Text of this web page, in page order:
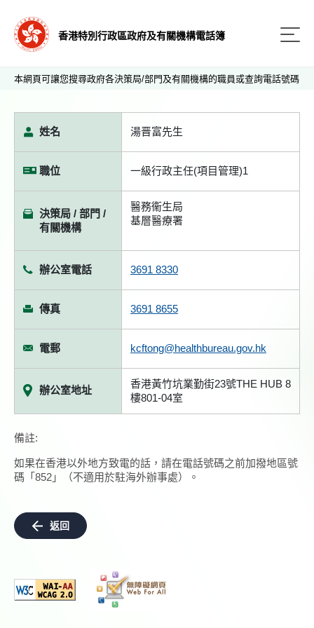
香港特別行政區政府及有關機構電話簿
本網頁可讓您搜尋政府各決策局/部門及有關機構的職員或查詢電話號碼
姓名 湯晋富先生
職位 一級行政主任(項目管理)1
決策局 / 部門 /
有關機構
醫務衞生局
基層醫療署
辦公室電話 3691 8330
傳真 3691 8655
電郵 kcftong@healthbureau.gov.hk
辦公室地址
香港黃竹坑業勤街23號THE HUB 8
樓801-04室
備註:
如果在香港以外地方致電的話，請在電話號碼之前加撥地區號
碼「852」（不適用於駐海外辦事處）。
返回